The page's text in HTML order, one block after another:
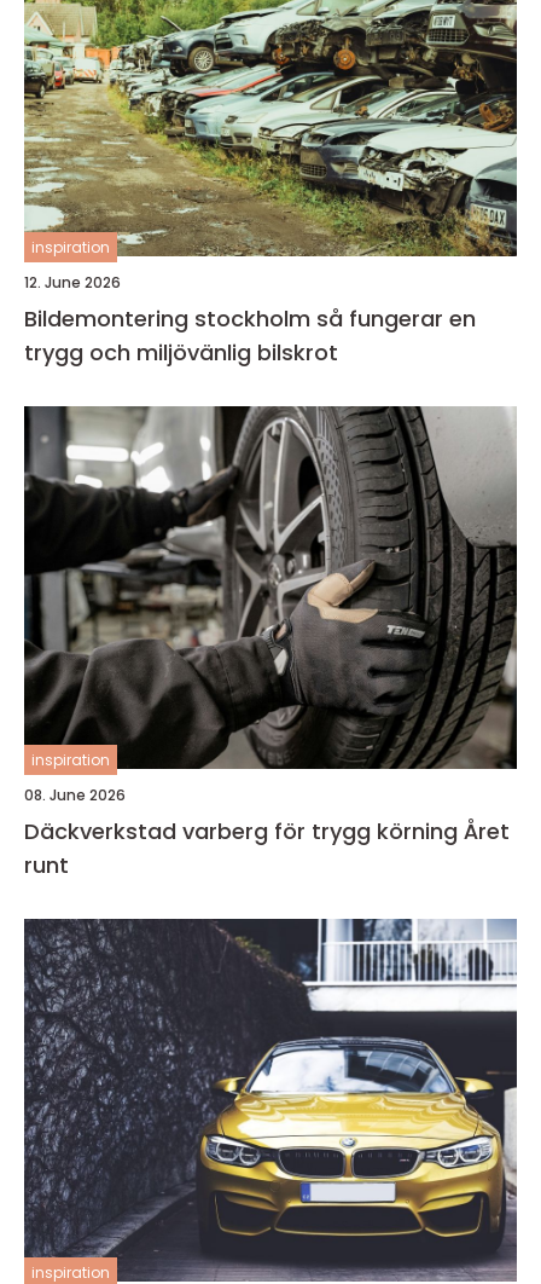
inspiration
12. June 2026
Bildemontering stockholm så fungerar en
trygg och miljövänlig bilskrot
inspiration
08. June 2026
Däckverkstad varberg för trygg körning Året
runt
inspiration